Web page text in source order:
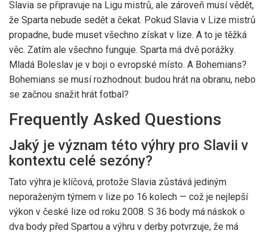
Slavia se připravuje na Ligu mistrů, ale zároveň musí vědět,
že Sparta nebude sedět a čekat. Pokud Slavia v Lize mistrů
propadne, bude muset všechno získat v lize. A to je těžká
věc. Zatím ale všechno funguje. Sparta má dvě porážky.
Mladá Boleslav je v boji o evropské místo. A Bohemians?
Bohemians se musí rozhodnout: budou hrát na obranu, nebo
se začnou snažit hrát fotbal?
Frequently Asked Questions
Jaký je význam této výhry pro Slavii v
kontextu celé sezóny?
Tato výhra je klíčová, protože Slavia zůstává jediným
neporaženým týmem v lize po 16 kolech — což je nejlepší
výkon v české lize od roku 2008. S 36 body má náskok o
dva body před Spartou a výhru v derby potvrzuje, že má